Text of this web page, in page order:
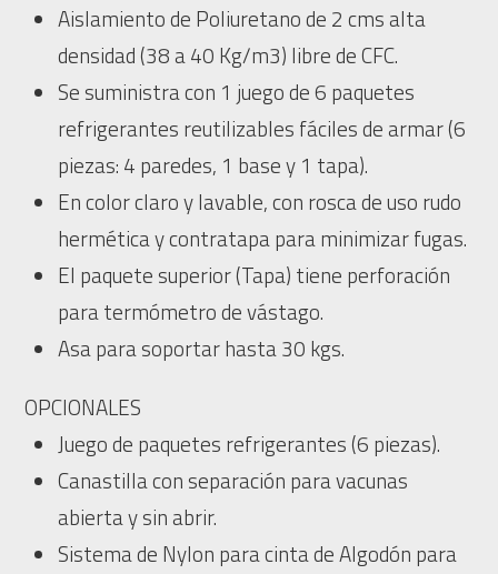
Aislamiento de Poliuretano de 2 cms alta
densidad (38 a 40 Kg/m3) libre de CFC.
Se suministra con 1 juego de 6 paquetes
refrigerantes reutilizables fáciles de armar (6
piezas: 4 paredes, 1 base y 1 tapa).
En color claro y lavable, con rosca de uso rudo
hermética y contratapa para minimizar fugas.
El paquete superior (Tapa) tiene perforación
para termómetro de vástago.
Asa para soportar hasta 30 kgs.
OPCIONALES
Juego de paquetes refrigerantes (6 piezas).
Canastilla con separación para vacunas
abierta y sin abrir.
Sistema de Nylon para cinta de Algodón para